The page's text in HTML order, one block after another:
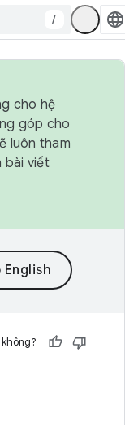
/
cho hệ
góp cho
luôn tham
bài viết